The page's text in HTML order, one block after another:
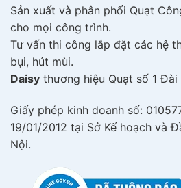
Sản xuất và phân phối Quạt
cho mọi công trình.
Tư vấn thi công lắp đặt các hệ
bụi, hút mùi.
Daisy thương hiệu Quạt số 1 Đài
Giấy phép kinh doanh số:
19/01/2012 tại Sở Kế hoạch và
Nội.